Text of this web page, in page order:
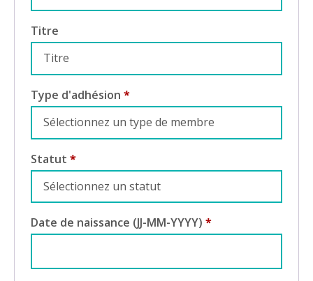
Titre
Type d'adhésion *
Statut *
Date de naissance (JJ-MM-YYYY) *